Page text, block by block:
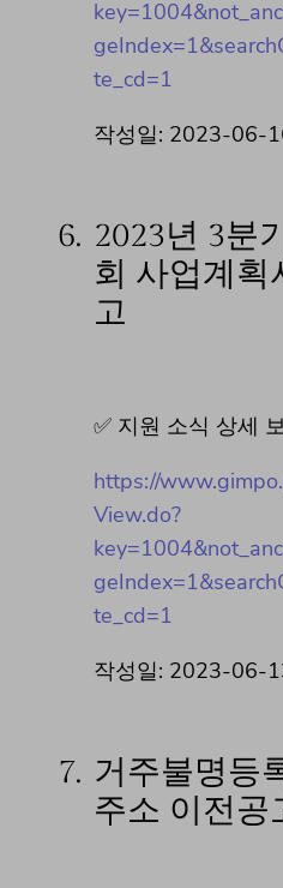
te_cd=1
작성일: 2023-06-
6. 2023년 3분
회 사업계획
고
✅ 지원 소식 상세
https://
View.do?
te_cd=1
작성일: 2023-06-
7. 거주불명등
주소 이전공